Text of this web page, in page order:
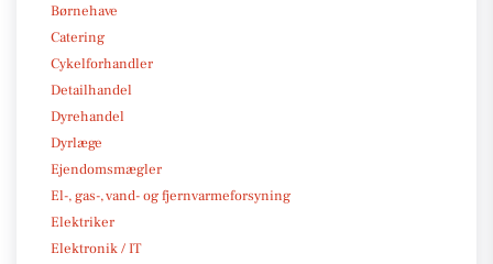
Børnehave
Catering
Cykelforhandler
Detailhandel
Dyrehandel
Dyrlæge
Ejendomsmægler
El-, gas-, vand- og fjernvarmeforsyning
Elektriker
Elektronik / IT